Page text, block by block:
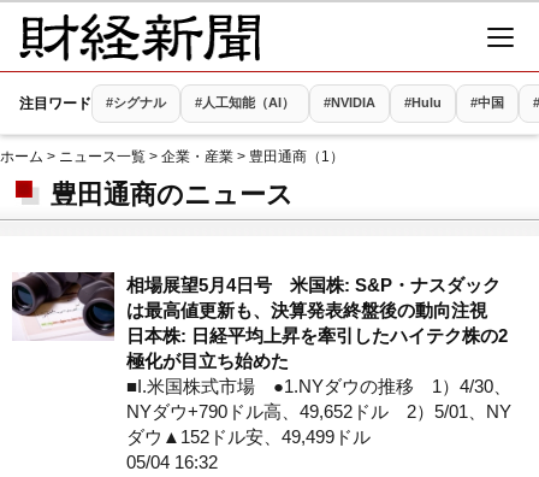
注目ワード #シグナル #人工知能（AI） #NVIDIA #Hulu #中国
ホーム > ニュース一覧 > 企業・産業 > 豊田通商（1）
豊田通商のニュース
相場展望5月4日号 米国株: S&P・ナスダック
は最高値更新も、決算発表終盤後の動向注視
日本株: 日経平均上昇を牽引したハイテク株の2
極化が目立ち始めた
■I.米国株式市場 ●1.NYダウの推移 1）4/30、
NYダウ+790ドル高、49,652ドル 2）5/01、NY
ダウ▲152ドル安、49,499ドル
05/04 16:32